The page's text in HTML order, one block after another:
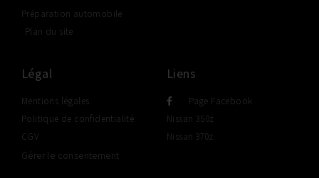
Préparation automobile
Plan du site
Légal
Mentions légales
Politique de confidentialité
CGV
Gérer le consentement
Liens
Page Facebook
Nissan 350z
Nissan 370z